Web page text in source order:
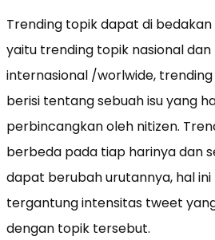
Trending topik dapat di bedakan
yaitu trending topik nasional dan
internasional /worlwide,
berisi tentang sebuah isu yang
perbincangkan oleh nitizen.
berbeda pada tiap harinya dan
dapat berubah urutannya, hal ini
tergantung intensitas tweet
dengan topik tersebut.